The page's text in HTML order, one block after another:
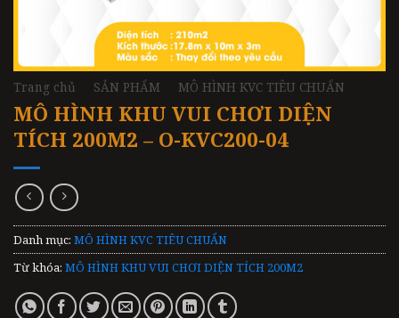
Trang chủ SẢN PHẨM MÔ HÌNH KVC TIÊU CHUẨN
MÔ HÌNH KHU VUI CHƠI DIỆN
TÍCH 200M2 – O-KVC200-04
Danh mục: MÔ HÌNH KVC TIÊU CHUẨN
Từ khóa: MÔ HÌNH KHU VUI CHƠI DIỆN TÍCH 200M2